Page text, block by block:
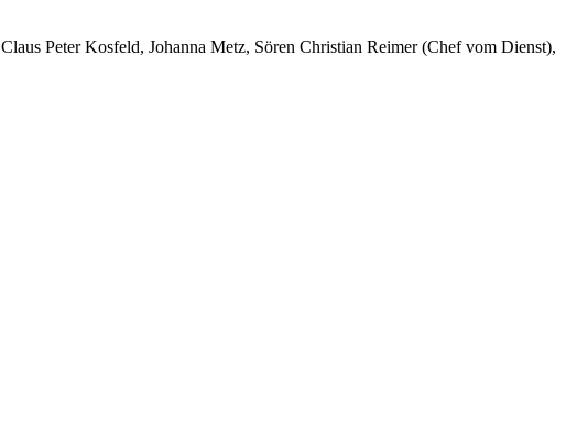
Claus Peter Kosfeld, Johanna Metz, Sören Christian Reimer (Chef vom Dienst),